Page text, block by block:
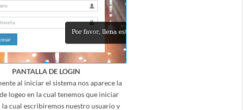
PANTALLA DE LOGIN
al iniciar el sistema nos aparece la
logeo en la cual tenemos que iniciar
la cual escribiremos nuestro usuario y